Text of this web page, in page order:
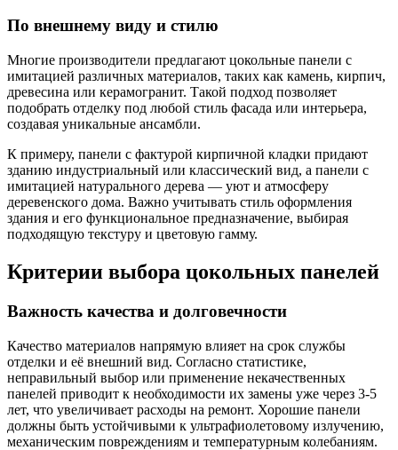
По внешнему виду и стилю
Многие производители предлагают цокольные панели с
имитацией различных материалов, таких как камень, кирпич,
древесина или керамогранит. Такой подход позволяет
подобрать отделку под любой стиль фасада или интерьера,
создавая уникальные ансамбли.
К примеру, панели с фактурой кирпичной кладки придают
зданию индустриальный или классический вид, а панели с
имитацией натурального дерева — уют и атмосферу
деревенского дома. Важно учитывать стиль оформления
здания и его функциональное предназначение, выбирая
подходящую текстуру и цветовую гамму.
Критерии выбора цокольных панелей
Важность качества и долговечности
Качество материалов напрямую влияет на срок службы
отделки и её внешний вид. Согласно статистике,
неправильный выбор или применение некачественных
панелей приводит к необходимости их замены уже через 3-5
лет, что увеличивает расходы на ремонт. Хорошие панели
должны быть устойчивыми к ультрафиолетовому излучению,
механическим повреждениям и температурным колебаниям.